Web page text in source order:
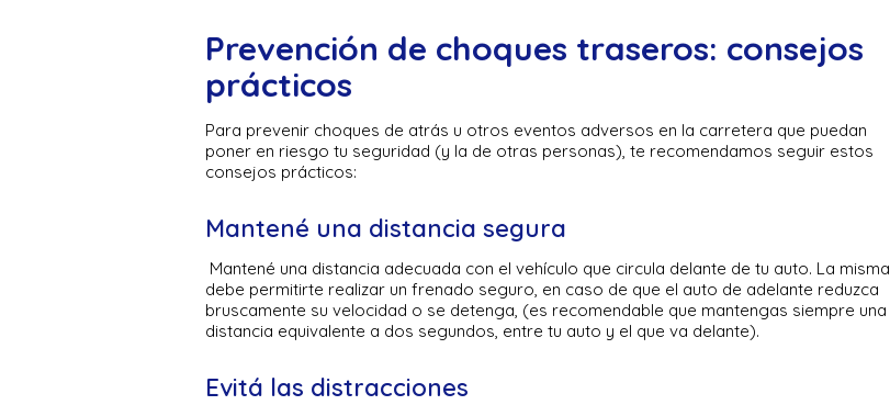
Prevención de choques traseros: consejos
prácticos
Para prevenir choques de atrás u otros eventos adversos en la carretera que puedan
poner en riesgo tu seguridad (y la de otras personas), te recomendamos seguir estos
consejos prácticos:
Mantené una distancia segura
Mantené una distancia adecuada con el vehículo que circula delante de tu auto. La misma
debe permitirte realizar un frenado seguro, en caso de que el auto de adelante reduzca
bruscamente su velocidad o se detenga, (es recomendable que mantengas siempre una
distancia equivalente a dos segundos, entre tu auto y el que va delante).
Evitá las distracciones